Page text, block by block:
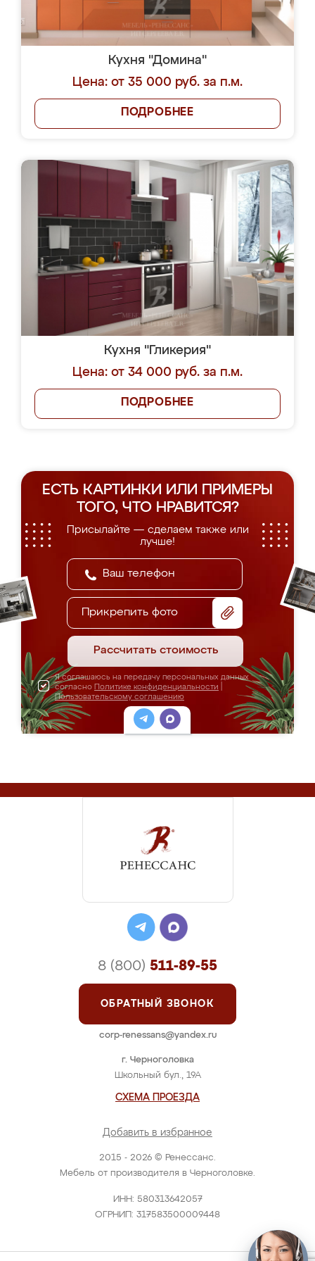
Кухня "Домина"
Цена: от 35 000 руб. за п.м.
ПОДРОБНЕЕ
Кухня "Гликерия"
Цена: от 34 000 руб. за п.м.
ПОДРОБНЕЕ
ЕСТЬ КАРТИНКИ ИЛИ ПРИМЕРЫ
ТОГО, ЧТО НРАВИТСЯ?
Присылайте — сделаем также или
лучше!
Прикрепить фото
Рассчитать стоимость
Я соглашаюсь на передачу персональных данных
согласно Политике конфиденциальности
Пользовательскому соглашению
2015 - 2026 © Ренессанс.
Мебель от производителя в Черноголовке.
ИНН: 580313642057
ОГРНИП: 317583500009448
г. Черноголовка
Школьный бул., 19А
СХЕМА ПРОЕЗДА
Добавить в избранное
8 (800) 511-89-55
ОБРАТНЫЙ ЗВОНОК
corp-renessans@yandex.ru